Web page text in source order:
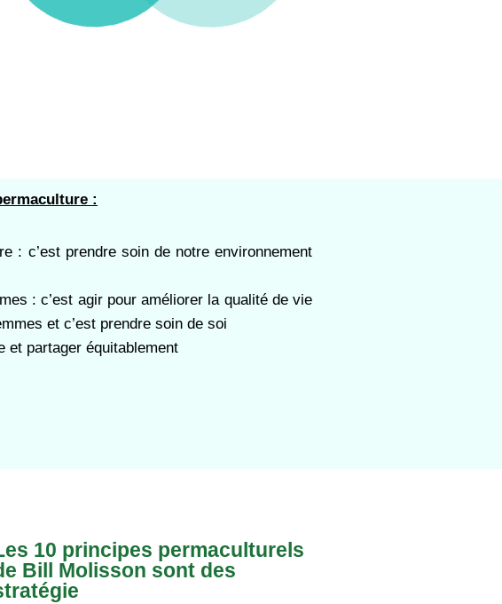
:
: c’est prendre soin de notre environnement
: c’est agir pour améliorer la qualité de vie
et c’est prendre soin de soi
et partager équitablement
10 principes permaculturels
Bill Molisson sont des